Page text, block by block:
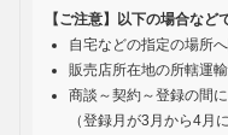
【ご注意】以下の場合な
自宅などの指定の場所
販売店所在地の所轄運
商談～契約～登録の間
（登録月が3月から4月